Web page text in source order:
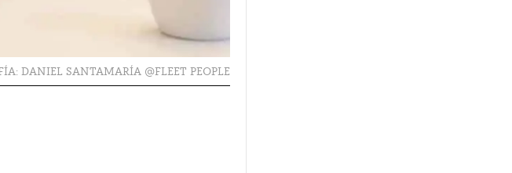
DANIEL SANTAMARÍA @FLEET PEOPLE